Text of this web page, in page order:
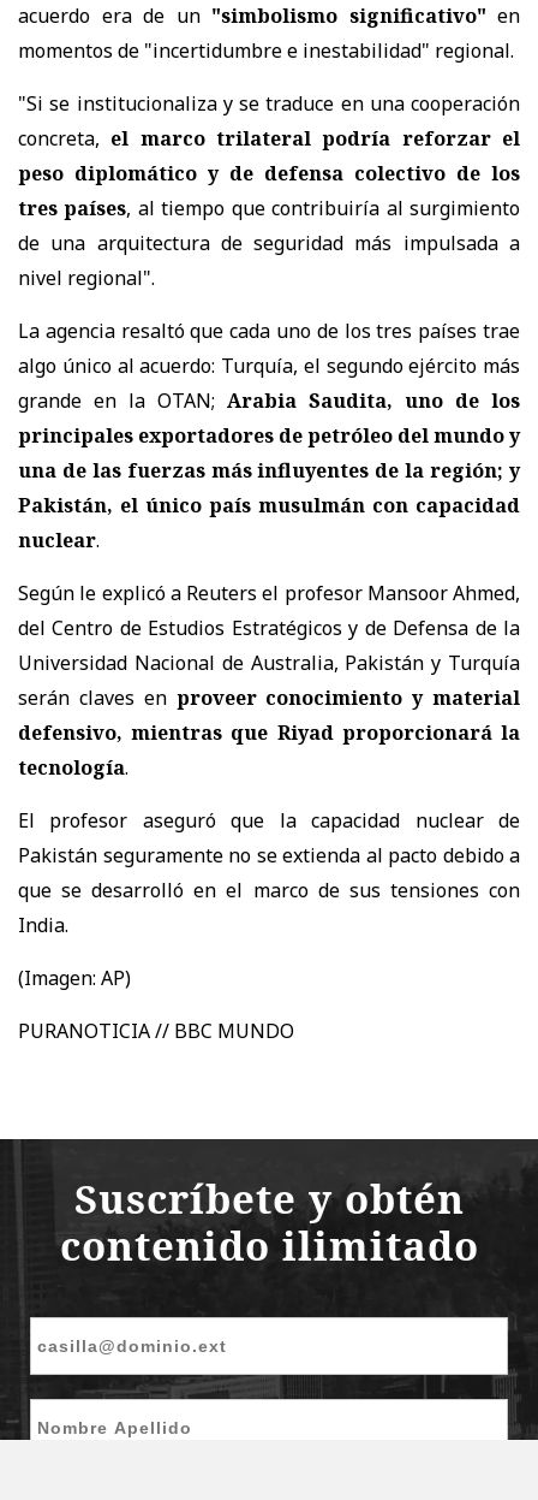
acuerdo era de un "simbolismo significativo" en
momentos de "incertidumbre e inestabilidad" regional.
"Si se institucionaliza y se traduce en una cooperación
concreta, el marco trilateral podría reforzar el
peso diplomático y de defensa colectivo de los
tres países, al tiempo que contribuiría al surgimiento
de una arquitectura de seguridad más impulsada a
nivel regional".
La agencia resaltó que cada uno de los tres países trae
algo único al acuerdo: Turquía, el segundo ejército más
grande en la OTAN; Arabia Saudita, uno de los
principales exportadores de petróleo del mundo y
una de las fuerzas más influyentes de la región; y
Pakistán, el único país musulmán con capacidad
nuclear.
Según le explicó a Reuters el profesor Mansoor Ahmed,
del Centro de Estudios Estratégicos y de Defensa de la
Universidad Nacional de Australia, Pakistán y Turquía
serán claves en proveer conocimiento y material
defensivo, mientras que Riyad proporcionará la
tecnología.
El profesor aseguró que la capacidad nuclear de
Pakistán seguramente no se extienda al pacto debido a
que se desarrolló en el marco de sus tensiones con
India.
(Imagen: AP)
PURANOTICIA // BBC MUNDO